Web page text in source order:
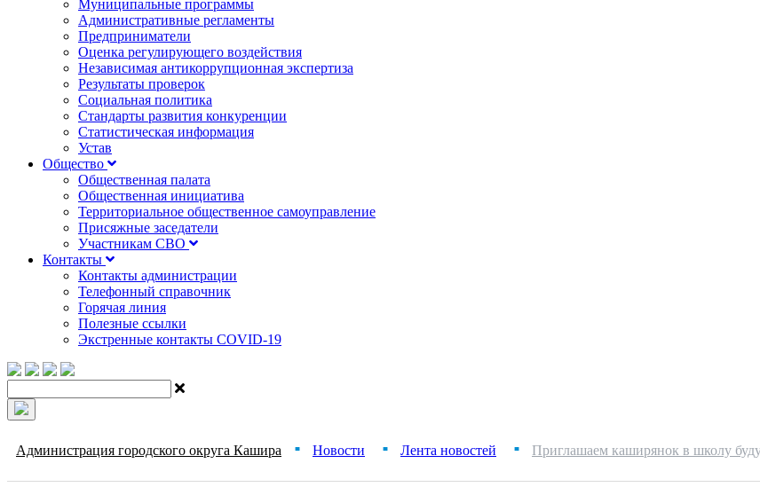
Муниципальные программы
Административные регламенты
Предприниматели
Оценка регулирующего воздействия
Независимая антикоррупционная экспертиза
Результаты проверок
Социальная политика
Стандарты развития конкуренции
Статистическая информация
Устав
Общество
Общественная палата
Общественная инициатива
Территориальное общественное самоуправление
Присяжные заседатели
Участникам СВО
Контакты
Контакты администрации
Телефонный справочник
Горячая линия
Полезные ссылки
Экстренные контакты COVID-19
Администрация городского округа Кашира ■ Новости ■ Лента новостей ■ Приглашаем каширянок в школу